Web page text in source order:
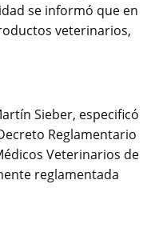
se informó que en
veterinarios,
Sieber, especificó
Reglamentario
Veterinarios de
reglamentada